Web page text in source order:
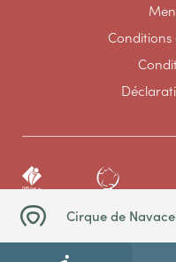
Cirque de
Conditions